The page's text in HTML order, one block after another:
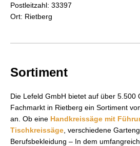
Postleitzahl: 33397
Ort: Rietberg
Sortiment
Die Lefeld GmbH bietet auf über 5.500
Fachmarkt in Rietberg ein Sortiment
an. Ob eine Handkreissäge mit
Tischkreissäge , verschiedene
Berufsbekleidung – In dem